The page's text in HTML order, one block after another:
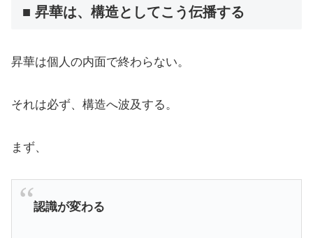
■ 昇華は、構造としてこう伝播する
昇華は個人の内面で終わらない。
それは必ず、構造へ波及する。
まず、
認識が変わる